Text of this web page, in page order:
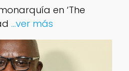
en ‘The
...ver más